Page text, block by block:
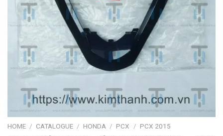
HOME / CATALOGUE / HONDA / PCX / PCX 2015